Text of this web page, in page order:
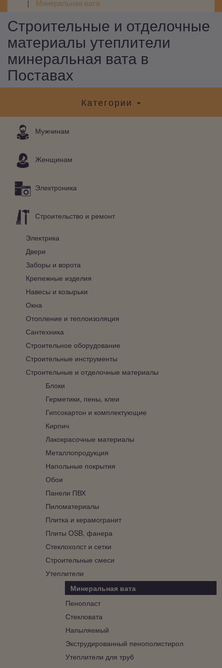
Минеральная вата
Строительные и отделочные
материалы утеплители
минеральная вата в
Поставах
Категории
Мужчинам
Женщинам
Электроника
Строительство и ремонт
Электрика
Двери
Заборы и ворота
Крепежные изделия
Навесы и козырьки
Окна
Отопление и теплоизоляция
Сантехника
Строительное оборудование
Строительные инструменты
Строительные и отделочные материалы
Блоки
Герметики, пены, клеи
Гипсокартон и комплектующие
Кирпич
Лакокрасочные материалы
Металлопродукция
Напольные покрытия
Обои
Панели ПВХ
Пиломатериалы
Плитка и керамогранит
Плиты OSB, фанера
Стеклохолст и сетки
Строительные смеси
Утеплители
Минеральная вата
Пенопласт
Стекловата
Напыляемый
Экструдированный пенополистирол
Утеплители для труб